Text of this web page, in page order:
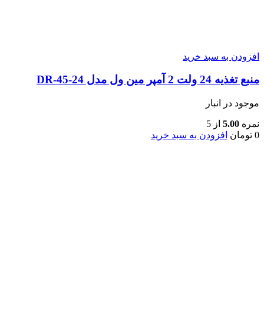
افزودن به سبد خرید
منبع تغذیه 24 ولت 2 آمپر مین ول مدل DR-45-24
موجود در انبار
نمره 5.00 از 5
0 تومان افزودن به سبد خرید